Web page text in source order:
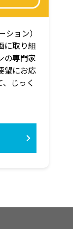
ョン）
に取り組
の専門家
望にお応
じっく